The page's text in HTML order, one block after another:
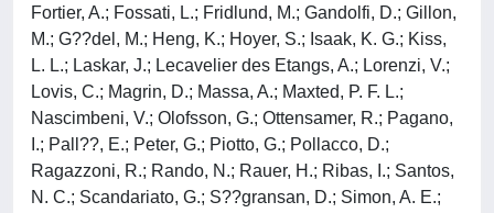
Fortier, A.; Fossati, L.; Fridlund, M.; Gandolfi, D.; Gillon,
M.; G??del, M.; Heng, K.; Hoyer, S.; Isaak, K. G.; Kiss,
L. L.; Laskar, J.; Lecavelier des Etangs, A.; Lorenzi, V.;
Lovis, C.; Magrin, D.; Massa, A.; Maxted, P. F. L.;
Nascimbeni, V.; Olofsson, G.; Ottensamer, R.; Pagano,
I.; Pall??, E.; Peter, G.; Piotto, G.; Pollacco, D.;
Ragazzoni, R.; Rando, N.; Rauer, H.; Ribas, I.; Santos,
N. C.; Scandariato, G.; S??gransan, D.; Simon, A. E.;